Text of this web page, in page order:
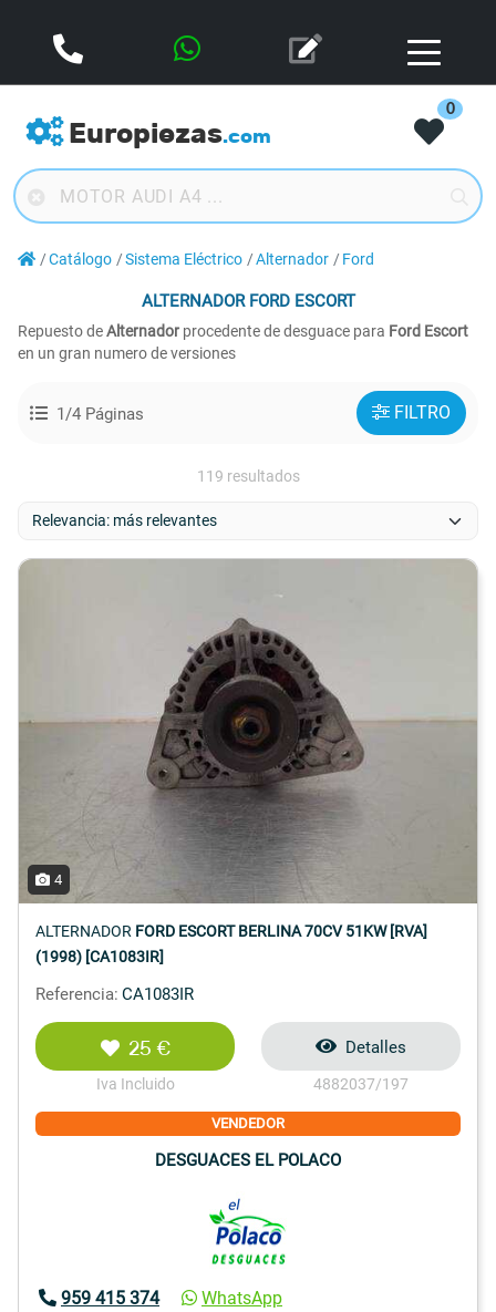
Europiezas.com
0
Catálogo Sistema Eléctrico Alternador Ford
ALTERNADORFORD ESCORT
Repuesto deAlternador procedente de desguace para Ford Escort
en un gran numero de versiones
1/4 Páginas FILTRO
119 resultados
4
ALTERNADOR FORD ESCORT BERLINA 70CV 51KW [RVA]
(1998) [CA1083IR]
Referencia: CA1083IR
25 €
Iva Incluido
Detalles
4882037/197
VENDEDOR
DESGUACES EL POLACO
959 415 374
WhatsApp